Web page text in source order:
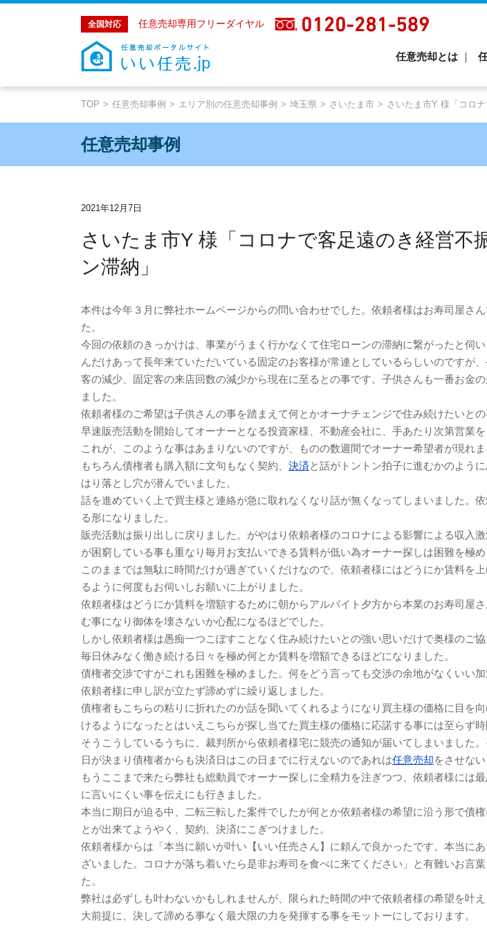
全国対応 任意売却専用フリーダイヤル
任意売却とは
TOP 任意売却事例 エリア別の任意売却事例 埼玉県 さいたま市 さいたま市Y 様「コロ
任意売却事例
2021年12月7日
さいたま市Y 様「コロナで客足遠のき経営不
ン滞納」
本件は今年３月に弊社ホームページからの問い合わせでした。依頼者様はお寿司屋さ
た。
今回の依頼のきっかけは、事業がうまく行かなくて住宅ローンの滞納に繋がったと伺
んだけあって長年来ていただいている固定のお客様が常連としているらしいのですが
客の減少、固定客の来店回数の減少から現在に至るとの事です。子供さんも一番お金
ました。
依頼者様のご希望は子供さんの事を踏まえて何とかオーナチェンジで住み続けたいとの
早速販売活動を開始してオーナーとなる投資家様、不動産会社に、手あたり次第営業を
これが、このような事はあまりないのですが、ものの数週間でオーナー希望者が現れま
もちろん債権者も購入額に文句もなく契約、 決済と話がトントン拍子に進むかのよう
はり落とし穴が潜んでいました。
話を進めていく上で買主様と連絡が急に取れなくなり話が無くなってしまいました。
る形になりました。
販売活動は振り出しに戻りました。がやはり依頼者様のコロナによる影響による収入
が困窮している事も重なり毎月お支払いできる賃料が低い為オーナー探しは困難を極め
このままでは無駄に時間だけが過ぎていくだけなので、依頼者様にはどうにか賃料を
るように何度もお伺いしお願いに上がりました。
依頼者様はどうにか賃料を増額するために朝からアルバイト夕方から本業のお寿司屋
む事になり御体を壊さないか心配になるほどでした。
しかし依頼者様は愚痴一つこぼすことなく住み続けたいとの強い思いだけで奥様のご協
毎日休みなく働き続ける日々を極め何とか賃料を増額できるほどになりました。
債権者交渉ですがこれも困難を極めました。何をどう言っても交渉の余地がなくいい
依頼者様に申し訳が立たず諦めずに繰り返しました。
債権者もこちらの粘りに折れたのか話を聞いてくれるようになり買主様の価格に目を
けるようになったとはいえこちらが探し当てた買主様の価格に応諾する事には至らず時
そうこうしているうちに、裁判所から依頼者様宅に競売の通知が届いてしまいました
日が決まり債権者からも決済日はこの日までに行えないのであれは任意売却をさせな
もうここまで来たら弊社も総動員でオーナー探しに全精力を注ぎつつ、依頼者様には
に言いにくい事を伝えにも行きました。
本当に期日が迫る中、二転三転した案件でしたが何とか依頼者様の希望に沿う形で債
とが出来てようやく、契約、決済にこぎつけました。
依頼者様からは「本当に願いが叶い【いい任売さん】に頼んで良かったです。本当に
ざいました。コロナが落ち着いたら是非お寿司を食べに来てください」と有難いお言
た。
弊社は必ずしも叶わないかもしれませんが、限られた時間の中で依頼者様の希望を叶
大前提に、決して諦める事なく最大限の力を発揮する事をモットーにしております。